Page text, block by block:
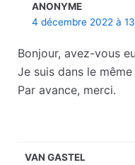
ANONYME
4 décembre 2022 à
Bonjour, avez-vous
Je suis dans le
Par avance, merci.
VAN GASTEL